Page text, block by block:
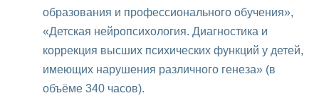
образования и профессионального обучения»,
«Детская нейропсихология. Диагностика и
коррекция высших психических функций у детей,
имеющих нарушения различного генеза» (в
объёме 340 часов).